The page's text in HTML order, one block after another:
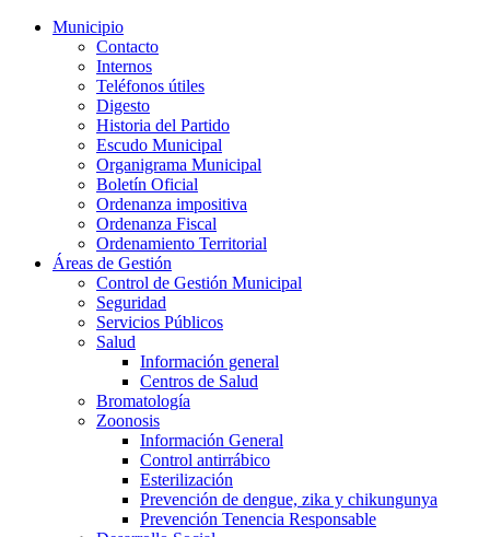
Municipio
Contacto
Internos
Teléfonos útiles
Digesto
Historia del Partido
Escudo Municipal
Organigrama Municipal
Boletín Oficial
Ordenanza impositiva
Ordenanza Fiscal
Ordenamiento Territorial
Áreas de Gestión
Control de Gestión Municipal
Seguridad
Servicios Públicos
Salud
Información general
Centros de Salud
Bromatología
Zoonosis
Información General
Control antirrábico
Esterilización
Prevención de dengue, zika y chikungunya
Prevención Tenencia Responsable